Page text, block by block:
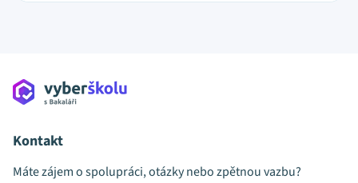
Kontakt
Máte zájem o spolupráci, otázky nebo zpětnou vazbu?